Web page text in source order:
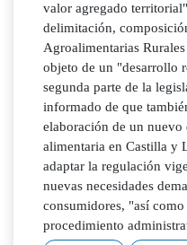
valor agregado
delimitación,
Agroalimentarias
objeto de un "desarrollo
segunda parte de la
informado de que
elaboración de un nuevo
alimentaria en Castilla y
adaptar la regulación
nuevas necesidades
consumidores, "así
procedimiento